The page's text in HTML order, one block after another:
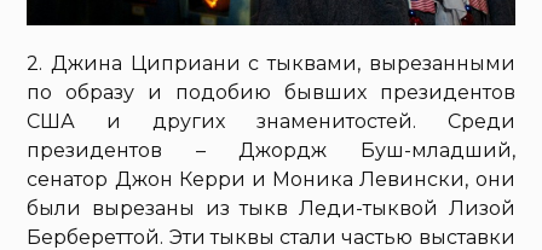
2. Джина Циприани с тыквами, вырезанными
по образу и подобию бывших президентов
США и других знаменитостей. Среди
президентов – Джордж Буш-младший,
сенатор Джон Керри и Моника Левински, они
были вырезаны из тыкв Леди-тыквой Лизой
Бербереттой. Эти тыквы стали частью выставки